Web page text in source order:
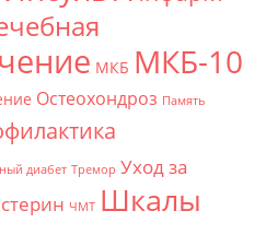
МКБ МКБ-10
Остеохондроз Память
диабет Тремор Уход за
ЧМТ Шкалы